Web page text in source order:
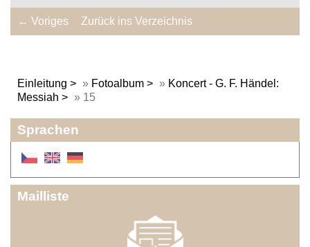
← Voriges Zurück ins Verzeichnis
Einleitung » Fotoalbum » Koncert - G. F. Händel:
Messiah
» 15
Sprachen
Mailliste